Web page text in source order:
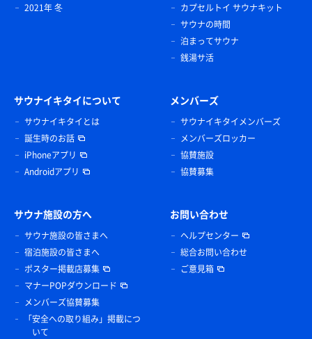
2021年 冬
カプセルトイ サウナキット
サウナの時間
泊まってサウナ
銭湯サ活
サウナイキタイについて
サウナイキタイとは
誕生時のお話
iPhoneアプリ
Androidアプリ
メンバーズ
サウナイキタイメンバーズ
メンバーズロッカー
協賛施設
協賛募集
サウナ施設の方へ
サウナ施設の皆さまへ
宿泊施設の皆さまへ
ポスター掲載店募集
マナーPOPダウンロード
メンバーズ協賛募集
「安全への取り組み」掲載につ
いて
お問い合わせ
ヘルプセンター
総合お問い合わせ
ご意見箱